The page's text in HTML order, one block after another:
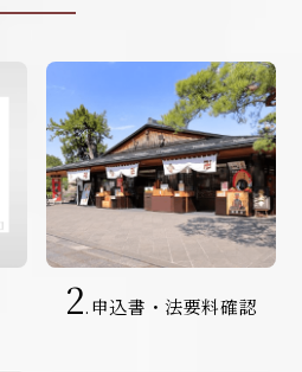
2.申込書・法要料確認